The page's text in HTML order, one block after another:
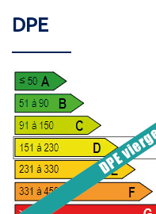
DPE